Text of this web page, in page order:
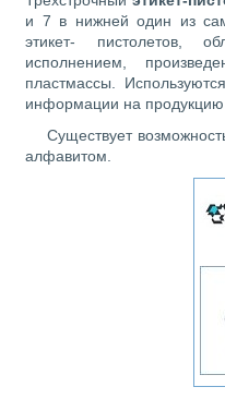
и 7 в нижней один из
этикет- пистолетов,
исполнением,
пластмассы.
информации на
Существует
алфавитом.